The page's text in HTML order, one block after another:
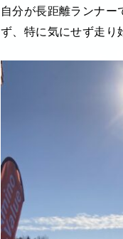
自分が長距離ランナー
ず、特に気にせず走り